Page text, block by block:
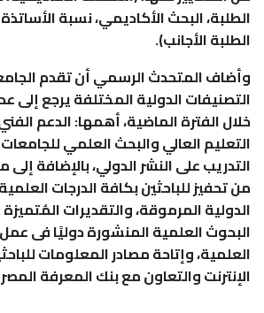
الطلبة، البحث الأكاديمي، نسبة
الطلبة الأجانب).
وأضاف المتحدث الرسمي أن تقدم
التصنيفات الدولية المختلفة يرجع إلى
خلال الفترة الماضية، أهمها: الدعم
التعليم العالي والبحث العلمي
التدريب على النشر الدولي، بالإضافة
من تحفيز للباحثين بكافة الدرجات
الدولية المرموقة، والتقديرات
البحوث العلمية المنشورة دوليًا فى عمل
العلمية، وإتاحة مصادر المعلومات
الإنترنت والتعاون مع بنك المعرفة